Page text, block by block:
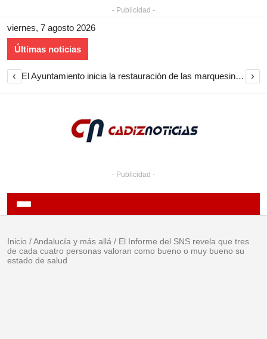
- Publicidad -
viernes, 7 agosto 2026
Últimas noticias
‹ El Ayuntamiento inicia la restauración de las marquesinas de Plaza Esteve para volver a instalarlas en el centro de Jerez ›
- Publicidad -
Inicio /Andalucía y más allá / El Informe del SNS revela que tres
de cada cuatro personas valoran como bueno o muy bueno su
estado de salud